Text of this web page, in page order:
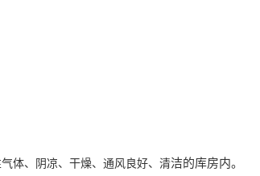
体、阴凉、干燥、通风良好、清洁的库房内。